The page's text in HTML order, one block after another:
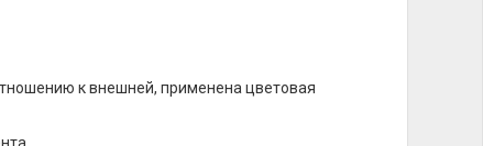
к внешней, применена цветовая